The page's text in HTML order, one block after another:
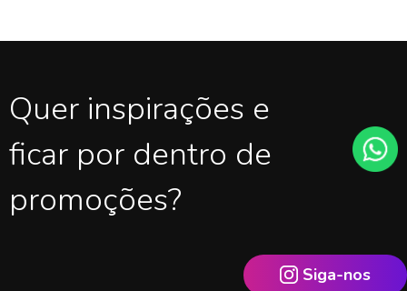
Quer inspirações e
ficar por dentro de
promoções?
Siga-nos